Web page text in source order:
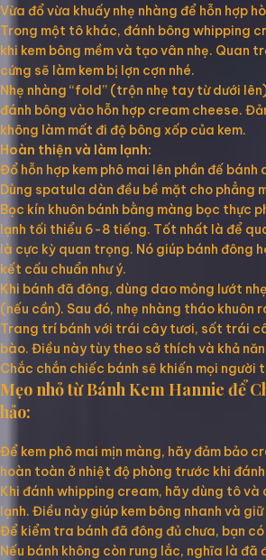
Vừa đổ vừa khuấy nhẹ nhàng để hỗn hợp
Trong một tô khác, đánh bông whipping
khi kem bông mềm và tạo vân nhẹ. Quan
cứng sẽ làm kem bị lợn cợn nhé.
Nhẹ nhàng “fold” (trộn nhẹ tay từ dưới
đánh bông vào hỗn hợp cream cheese.
không làm mất đi độ bông xốp của kem.
Hoàn thiện và làm lạnh:
Đổ hỗn hợp kem phô mai lên phần đế bánh
Dùng spatula dàn đều bề mặt cho phẳng
Bọc kín khuôn bánh bằng màng bọc thực
lạnh tối thiểu 6-8 tiếng. Tốt nhất là để
là cực kỳ quan trọng. Nó giúp bánh đông
kết cấu chuẩn như ý.
Khi bánh đã đông, dùng dao mỏng lướt
(nếu cần). Sau đó, nhẹ nhàng tháo khuôn
Trang trí bánh với trái cây tươi, sốt trái
bào. Điều này tùy theo sở thích và khả
Chắc chắn chiếc bánh sẽ khiến mọi người
Mẹo nhỏ từ Bánh Kem Hannie để
hảo:
Để kem phô mai mịn màng, hãy đảm bảo
hoàn toàn ở nhiệt độ phòng trước khi
Khi đánh whipping cream, hãy dùng tô và
lạnh. Điều này giúp kem bông nhanh và
Để kiểm tra bánh đã đông đủ chưa, bạn
Nếu bánh không còn rung lắc, nghĩa là đã